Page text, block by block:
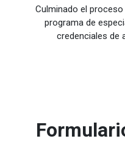
Culminado el
programa de
credenciales de